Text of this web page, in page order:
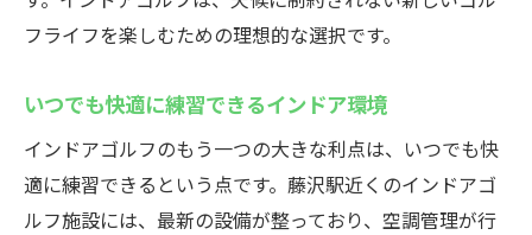
フライフを楽しむための理想的な選択です。
いつでも快適に練習できるインドア環境
インドアゴルフのもう一つの大きな利点は、いつでも快
適に練習できるという点です。藤沢駅近くのインドアゴ
ルフ施設には、最新の設備が整っており、空調管理が行